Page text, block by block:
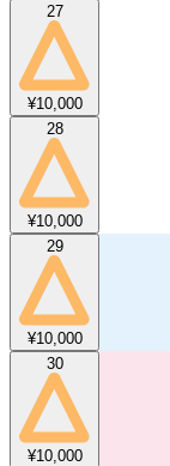
27
¥10,000
28
¥10,000
29
¥10,000
30
¥10,000